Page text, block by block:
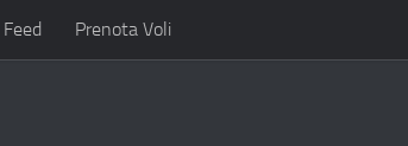
Feed Prenota Voli